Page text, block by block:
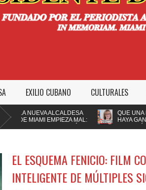
EXILIO CUBANO CULTURALES
NUEVA ALCALDESA
MIAMI EMPIEZA MAL:
A LA POLICÍA
QUE UNA
HAYA GANADO LA
EL ESQUEMA FENICIO: FILM
INTELIGENTE DE MÚLTIPLES